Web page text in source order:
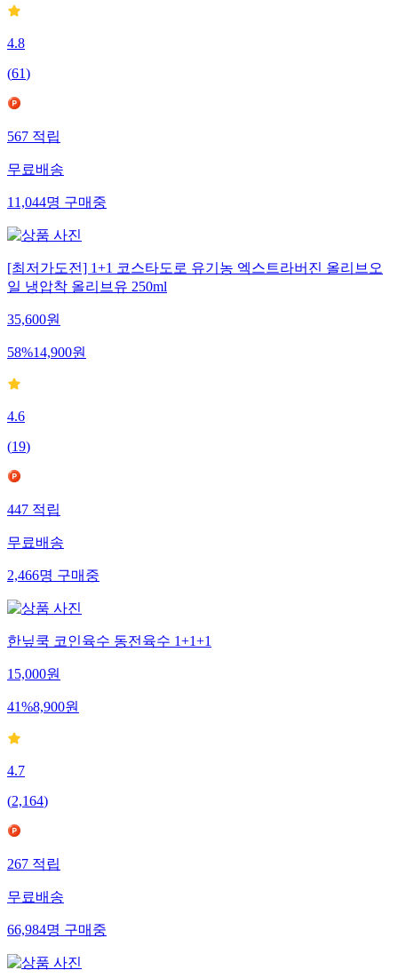
4.8
(61)
567적립
무료배송
11,044명구매중
[최저가도전] 1+1 코스타도로 유기농 엑스트라버진 올리브오
일 냉압착 올리브유 250ml
35,600원
58%14,900원
4.6
(19)
447적립
무료배송
2,466명구매중
한닢쿡 코인육수 동전육수 1+1+1
15,000원
41%8,900원
4.7
(2,164)
267적립
무료배송
66,984명구매중